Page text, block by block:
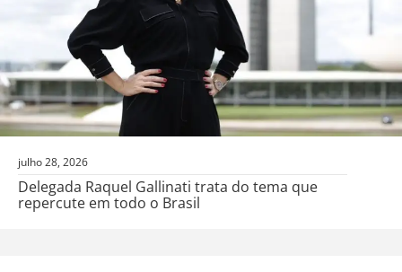
julho 28, 2026
Delegada Raquel Gallinati trata do tema que
repercute em todo o Brasil